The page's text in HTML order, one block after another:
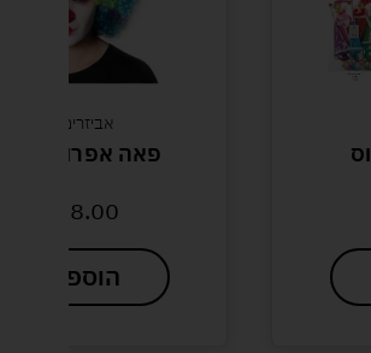
אביזרים לפורים
פאה אפרו ליצן 200 ג
18.00
הוספה לסל